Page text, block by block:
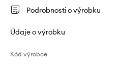
Podrobnosti o výrobku
Údaje o výrobku
Kód výrobce